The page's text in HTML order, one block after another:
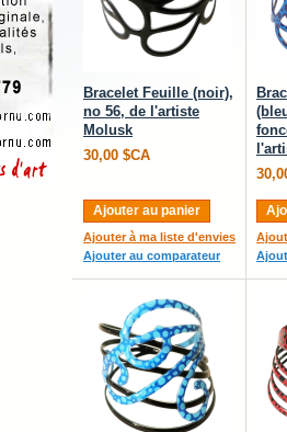
Bracelet Feuille (noir),
no 56, de l'artiste
Molusk
30,00 $CA
Ajouter au panier
Ajouter à ma liste d'envies
Ajouter au comparateur